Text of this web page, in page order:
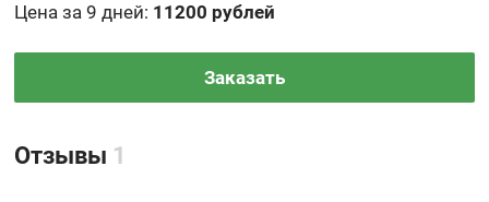
Цена за 9 дней: 11200 рублей
Заказать
Отзывы 1